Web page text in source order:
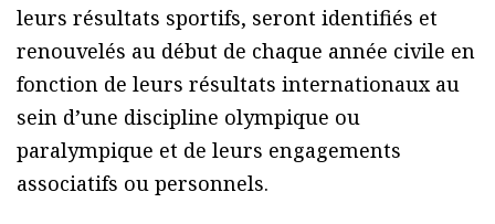
leurs résultats sportifs, seront identifiés et
renouvelés au début de chaque année civile en
fonction de leurs résultats internationaux au
sein d’une discipline olympique ou
paralympique et de leurs engagements
associatifs ou personnels.